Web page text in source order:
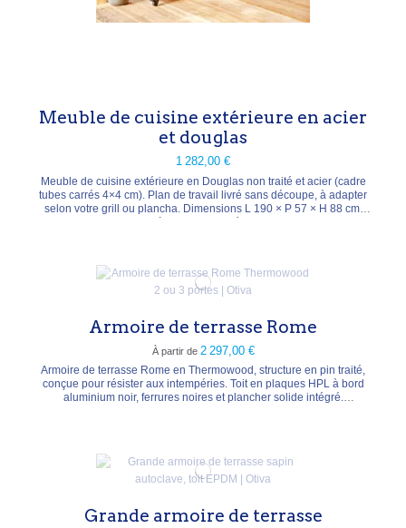
Meuble de cuisine extérieure en acier
et douglas
1 282,00 €
Meuble de cuisine extérieure en Douglas non traité et acier (cadre
tubes carrés 4×4 cm). Plan de travail livré sans découpe, à adapter
selon votre grill ou plancha. Dimensions L 190 × P 57 × H 88 cm,
Armoire de terrasse Rome
À partir de 2 297,00 €
Armoire de terrasse Rome en Thermowood, structure en pin traité,
conçue pour résister aux intempéries. Toit en plaques HPL à bord
aluminium noir, ferrures noires et plancher solide intégré.
Grande armoire de terrasse